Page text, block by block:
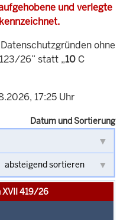
und verlegte
ohne
26” statt „10 C
17:25 Uhr
Datum und Sortierung
419/26